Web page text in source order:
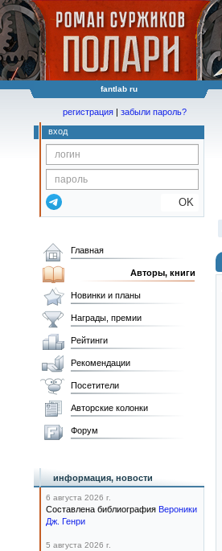
fantlab ru
регистрация | забыли пароль?
вход
OK
Главная
Авторы, книги
Новинки и планы
Награды, премии
Рейтинги
Рекомендации
Посетители
Авторские колонки
Форум
информация, новости
6 августа 2026 г.
Составлена библиография Вероники
Дж. Генри
5 августа 2026 г.